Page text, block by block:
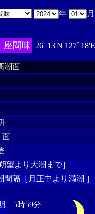
年 月
座間味 26ﾟ13'N 127ﾟ18'E
潮面
面
望より大潮まで］
間隔［月正中より満潮 ］
5時59分